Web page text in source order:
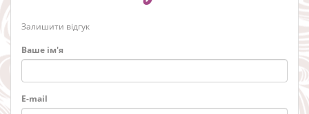
Залишити відгук
Ваше ім'я
E-mail